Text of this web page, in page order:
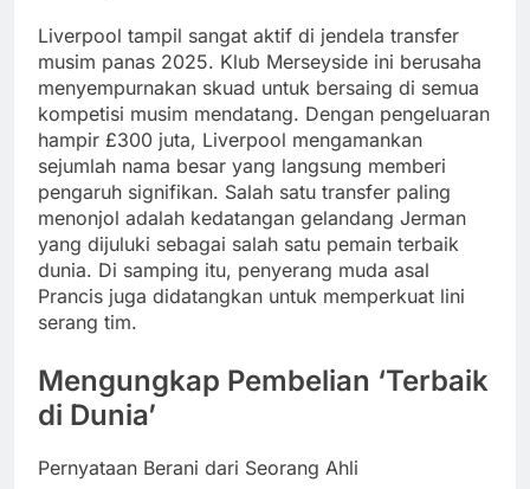
Liverpool tampil sangat aktif di jendela transfer
musim panas 2025. Klub Merseyside ini berusaha
menyempurnakan skuad untuk bersaing di semua
kompetisi musim mendatang. Dengan pengeluaran
hampir £300 juta, Liverpool mengamankan
sejumlah nama besar yang langsung memberi
pengaruh signifikan. Salah satu transfer paling
menonjol adalah kedatangan gelandang Jerman
yang dijuluki sebagai salah satu pemain terbaik
dunia. Di samping itu, penyerang muda asal
Prancis juga didatangkan untuk memperkuat lini
serang tim.
Mengungkap Pembelian ‘Terbaik
di Dunia’
Pernyataan Berani dari Seorang Ahli